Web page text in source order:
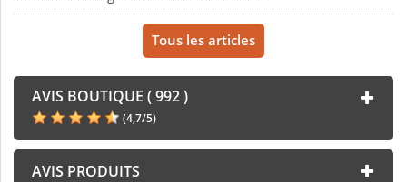
Tous les articles
AVIS BOUTIQUE ( 992 )
(4,7/5)
AVIS PRODUITS